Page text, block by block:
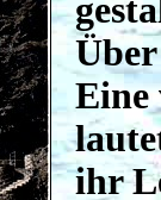
Eine
ihr